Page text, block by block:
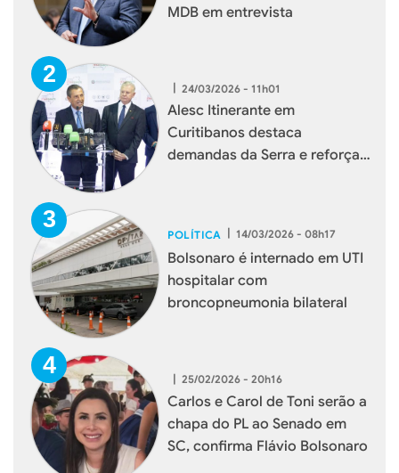
MDB em entrevista
| 24/03/2026 - 11h01
Alesc Itinerante em
Curitibanos destaca
demandas da Serra e reforça
POLÍTICA 14/03/2026 - 08h17
Bolsonaro é internado em UTI
hospitalar com
broncopneumonia bilateral
| 25/02/2026 - 20h16
Carlos e Carol de Toni serão a
chapa do PL ao Senado em
SC, confirma Flávio Bolsonaro